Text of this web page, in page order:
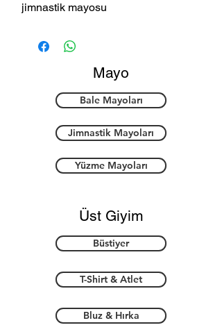
jimnastik mayosu
Mayo
Bale Mayoları
Jimnastik Mayoları
Yüzme Mayoları
Üst Giyim
Büstiyer
T-Shirt & Atlet
Bluz & Hırka